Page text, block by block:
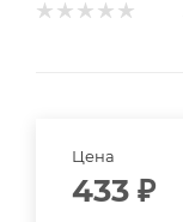
Цена
433 ₽